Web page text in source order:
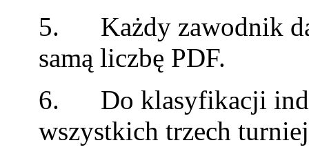
5. Każdy zawodnik
samą liczbę PDF.
6. Do klasyfikacji
wszystkich trzech